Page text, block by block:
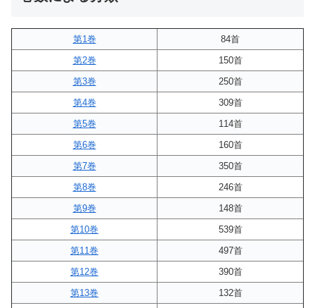
第1巻
84首
第2巻
150首
第3巻
250首
第4巻
309首
第5巻
114首
第6巻
160首
第7巻
350首
第8巻
246首
第9巻
148首
第10巻
539首
第11巻
497首
第12巻
390首
第13巻
132首